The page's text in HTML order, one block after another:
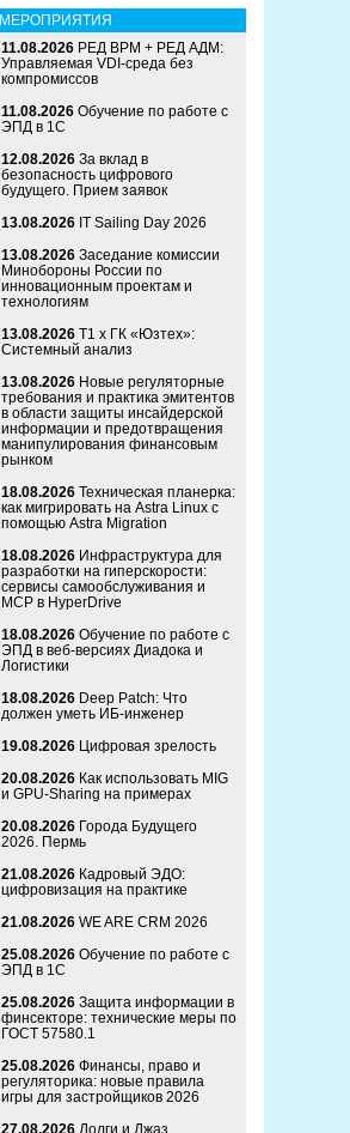
МЕРОПРИЯТИЯ
11.08.2026 РЕД ВРМ + РЕД АДМ:
Управляемая VDI-среда без
компромиссов
11.08.2026 Обучение по работе с
ЭПД в 1С
12.08.2026 За вклад в
безопасность цифрового
будущего. Прием заявок
13.08.2026 IT Sailing Day 2026
13.08.2026 Заседание комиссии
Минобороны России по
инновационным проектам и
технологиям
13.08.2026 Т1 x ГК «Юзтех»:
Системный анализ
13.08.2026 Новые регуляторные
требования и практика эмитентов
в области защиты инсайдерской
информации и предотвращения
манипулирования финансовым
рынком
18.08.2026 Техническая планерка:
как мигрировать на Astra Linux с
помощью Astra Migration
18.08.2026 Инфраструктура для
разработки на гиперскорости:
сервисы самообслуживания и
MCP в HyperDrive
18.08.2026 Обучение по работе с
ЭПД в веб-версиях Диадока и
Логистики
18.08.2026 Deep Patch: Что
должен уметь ИБ-инженер
19.08.2026 Цифровая зрелость
20.08.2026 Как использовать MIG
и GPU-Sharing на примерах
20.08.2026 Города Будущего
2026. Пермь
21.08.2026 Кадровый ЭДО:
цифровизация на практике
21.08.2026 WE ARE CRM 2026
25.08.2026 Обучение по работе с
ЭПД в 1С
25.08.2026 Защита информации в
финсекторе: технические меры по
ГОСТ 57580.1
25.08.2026 Финансы, право и
регуляторика: новые правила
игры для застройщиков 2026